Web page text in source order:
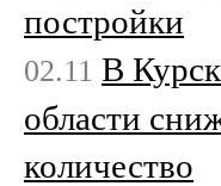
постройки
02.11 В
области
количество